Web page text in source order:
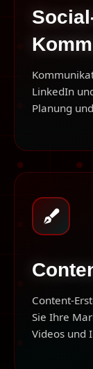
LinkedIn
Planung
Content-
Sie Ihre
Videos und